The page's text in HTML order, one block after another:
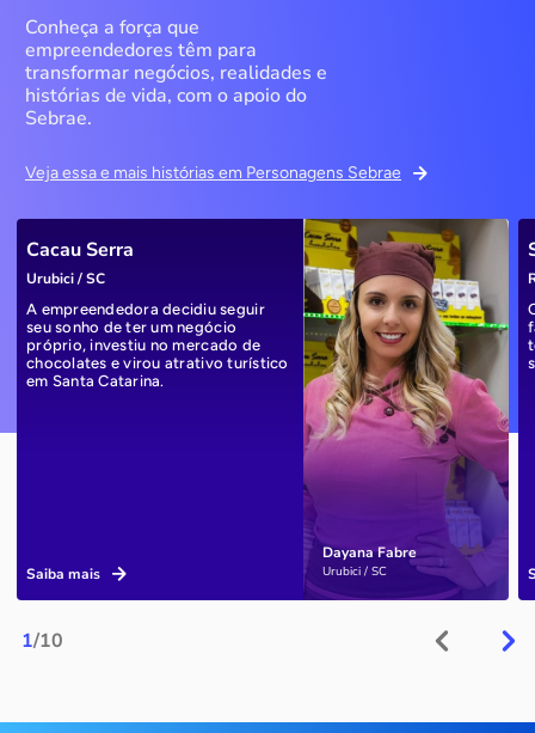
Conheça a força que
empreendedores têm para
transformar negócios, realidades e
histórias de vida, com o apoio do
Sebrae.
Veja essa e mais histórias em Personagens Sebrae
1/10
Dayana Fabre
Urubici / SC
Cacau Serra
Urubici / SC
A empreendedora decidiu seguir
seu sonho de ter um negócio
próprio, investiu no mercado de
chocolates e virou atrativo turístico
em Santa Catarina.
Saiba mais